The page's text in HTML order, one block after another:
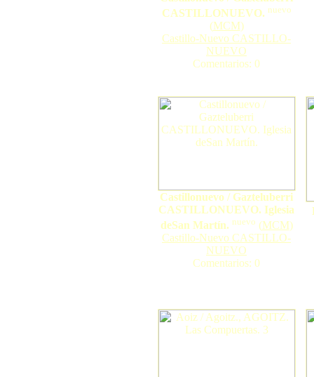
CASTILLONUEVO. nuevo
(MCM)
Castillo-Nuevo CASTILLO-
NUEVO
Comentarios: 0
Castillonuevo / Gazteluberri
CASTILLONUEVO. Iglesia
deSan Martín. nuevo (MCM)
Castillo-Nuevo CASTILLO-
NUEVO
Comentarios: 0